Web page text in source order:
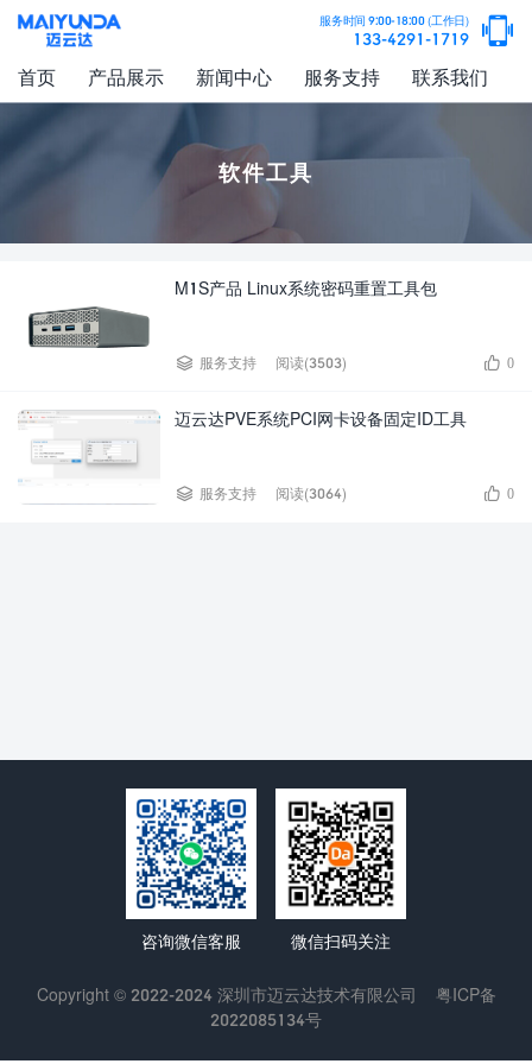
服务时间 9:00-18:00 (工作日)
133-4291-1719 
首页 产品展示 新闻中心 服务支持 联系我们
软件工具
M1S产品 Linux系统密码重置工具包
 服务支持 阅读(3503)  0
迈云达PVE系统PCI网卡设备固定ID工具
 服务支持 阅读(3064)  0
咨询微信客服 微信扫码关注
Copyright © 2022-2024 深圳市迈云达技术有限公司
粤ICP备
2022085134号